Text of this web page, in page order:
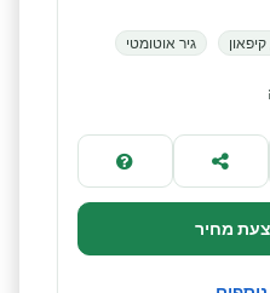
גיר אוטומטי
מחיר